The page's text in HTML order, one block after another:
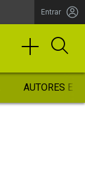
Entrar
AUTORES